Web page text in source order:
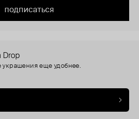
подписаться
Drop
еще удобнее.